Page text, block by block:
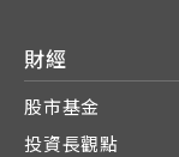
財經
股市基金
投資長觀點